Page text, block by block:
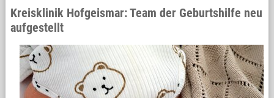
Kreisklinik Hofgeismar: Team der Geburtshilfe neu
aufgestellt